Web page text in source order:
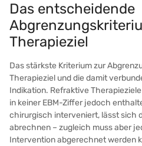
Das entscheidende
Therapieziel
Das stärkste Kriterium zur
Therapieziel und die damit
Indikation. Refraktive
in keiner EBM-Ziffer jedoch
chirurgisch interveniert, lässt sich
abrechnen – zugleich muss aber
Intervention abgerechnet werden